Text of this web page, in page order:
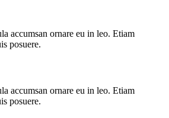
accumsan ornare eu in leo. Etiam
posuere.
accumsan ornare eu in leo. Etiam
posuere.